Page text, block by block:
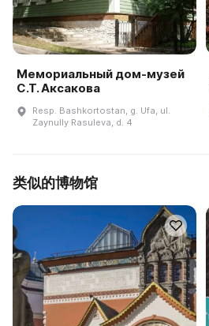
Мемориальный дом-музей
С.Т. Аксакова
Resp. Bashkortostan, g. Ufa, ul.
Zaynully Rasuleva, d. 4
类似的博物馆